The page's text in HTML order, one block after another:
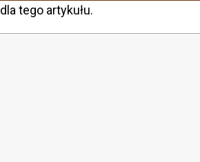
dla tego artykułu.